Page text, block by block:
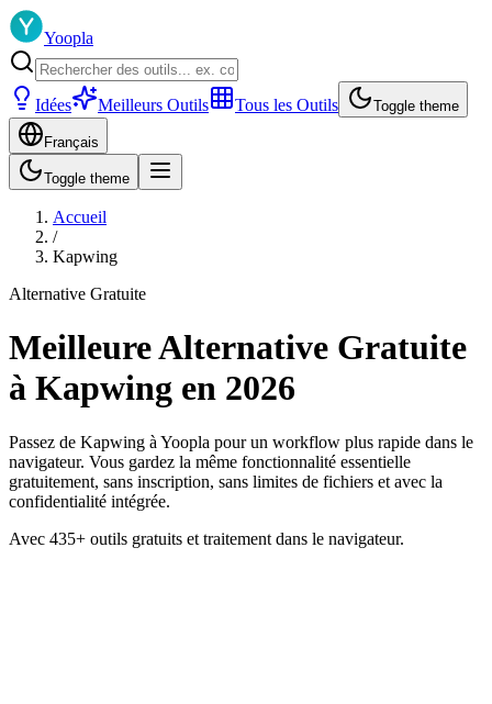
Yoopla
Idées Meilleurs Outils Tous les Outils Toggle theme
Français
Toggle theme
Accueil
/
Kapwing
Alternative Gratuite
Meilleure Alternative Gratuite
à Kapwing en 2026
Passez de Kapwing à Yoopla pour un workflow plus rapide dans le
navigateur. Vous gardez la même fonctionnalité essentielle
gratuitement, sans inscription, sans limites de fichiers et avec la
confidentialité intégrée.
Avec 435+ outils gratuits et traitement dans le navigateur.